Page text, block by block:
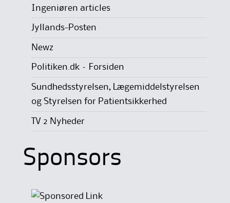
Ingeniøren articles
Jyllands-Posten
Newz
Politiken.dk – Forsiden
Sundhedsstyrelsen, Lægemiddelstyrelsen
og Styrelsen for Patientsikkerhed
TV 2 Nyheder
Sponsors